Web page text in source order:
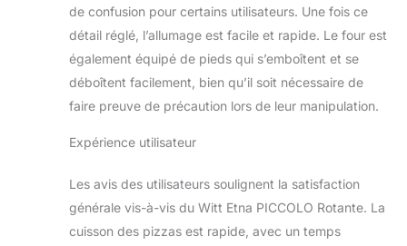
de confusion pour certains utilisateurs. Une fois ce
détail réglé, l’allumage est facile et rapide. Le four est
également équipé de pieds qui s’emboîtent et se
déboîtent facilement, bien qu’il soit nécessaire de
faire preuve de précaution lors de leur manipulation.
Expérience utilisateur
Les avis des utilisateurs soulignent la satisfaction
générale vis-à-vis du Witt Etna PICCOLO Rotante. La
cuisson des pizzas est rapide, avec un temps